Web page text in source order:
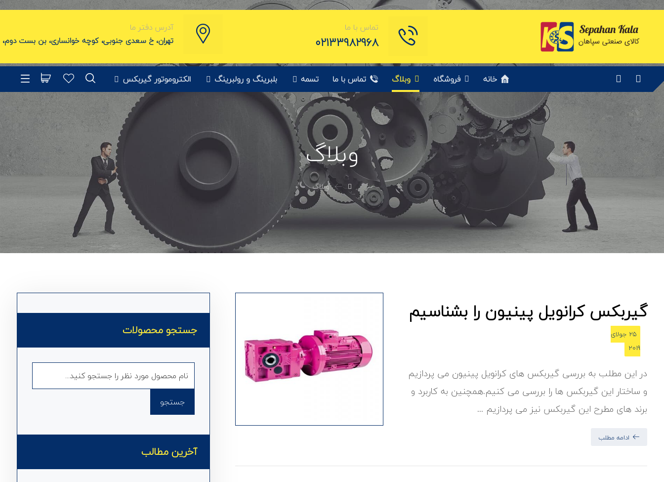
تماس با ما
02133982968
آدرس دفتر ما
تهران، خ سعدی جنوبی، کوچه خوانساری، بن بست دوم،
خانه فروشگاه وبلاگ تماس با ما تسمه بلبرینگ و رولبرینگ الکتروموتور گیربکس
وبلاگ
وبلاگ
گیربکس کرانویل پینیون را بشناسیم
25 جولای
2019
در این مطلب به بررسی گیربکس های کرانویل پینیون می پردازیم
و ساختار این گیربکس ها را بررسی می کنیم.همچنین به کاربرد و
برند های مطرح این گیربکس نیز می پردازیم ...
ادامه مطلب
جستجو محصولات
آخرین مطالب